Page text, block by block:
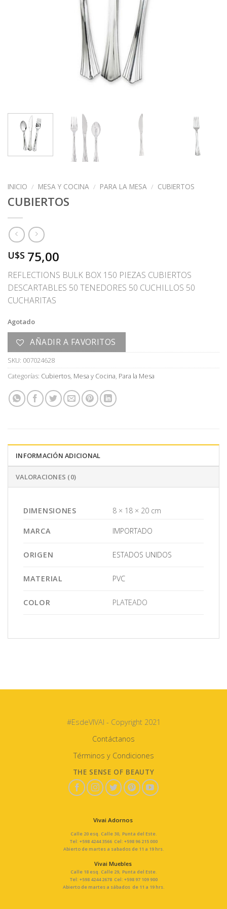
INICIO / MESA Y COCINA / PARA LA MESA / CUBIERTOS
CUBIERTOS
U$S 75,00
REFLECTIONS BULK BOX 150 PIEZAS CUBIERTOS
DESCARTABLES 50 TENEDORES 50 CUCHILLOS 50
CUCHARITAS
Agotado
AÑADIR A FAVORITOS
SKU: 007024628
Categorías: Cubiertos, Mesa y Cocina, Para la Mesa
INFORMACIÓN ADICIONAL
VALORACIONES (0)
DIMENSIONES 8 × 18 × 20 cm
MARCA IMPORTADO
ORIGEN ESTADOS UNIDOS
MATERIAL PVC
COLOR PLATEADO
#EsdeVIVAI - Copyright 2021
Contáctanos
Términos y Condiciones
THE SENSE OF BEAUTY
Vivai Adornos
Calle 20 esq. Calle 30, Punta del Este.
Tel: +598 4244 3566 Cel: +598 96 215 000
Abierto de martes a sabados de 11 a 19 hrs.
Vivai Muebles
Calle 18 esq. Calle 29, Punta del Este.
Tel: +598 4244 2678 Cel: +598 97 109 900
Abierto de martes a sábados de 11 a 19 hrs.